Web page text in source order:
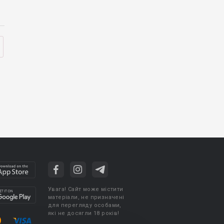
Увага! Сайт може містити
матеріали, не призначені
для перегляду особами,
які не досягли 18 років!